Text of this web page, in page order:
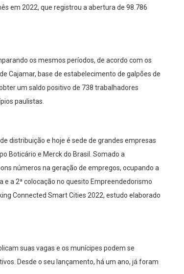
em 2022, que registrou a abertura de 98.786
os mesmos períodos, de acordo com os
Cajamar, base de estabelecimento de galpões de
um saldo positivo de 738 trabalhadores
paulistas.
distribuição e hoje é sede de grandes empresas
Boticário e Merck do Brasil. Somado a
números na geração de empregos, ocupando a
e a 2ª colocação no quesito Empreendedorismo
Connected Smart Cities 2022, estudo elaborado
suas vagas e os munícipes podem se
Desde o seu lançamento, há um ano, já foram